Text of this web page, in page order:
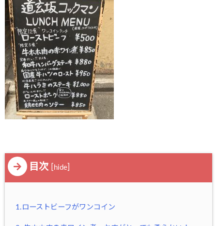
目次 hide
1.ローストビーフがワンコイン